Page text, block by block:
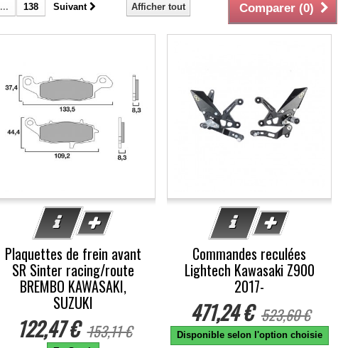
Comparer (0)
Afficher tout
... 138 Suivant
Plaquettes de frein avant
SR Sinter racing/route
BREMBO KAWASAKI,
SUZUKI
122,47 € 153,11 €
Commandes reculées
Lightech Kawasaki Z900
2017-
471,24 € 523,60 €
Disponible selon l'option choisie